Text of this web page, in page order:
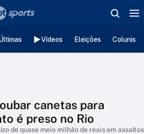
Vídeos Eleições
canetas para
é preso no Rio
de quase meio milhão de reais em assaltos